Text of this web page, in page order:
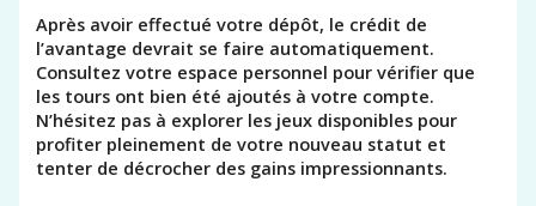
Après avoir effectué votre dépôt, le crédit de
l’avantage devrait se faire automatiquement.
Consultez votre espace personnel pour vérifier que
les tours ont bien été ajoutés à votre compte.
N’hésitez pas à explorer les jeux disponibles pour
profiter pleinement de votre nouveau statut et
tenter de décrocher des gains impressionnants.